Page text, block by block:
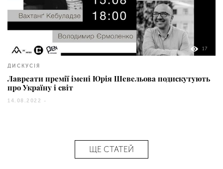
17
ДИСКУСІЯ
Лавреати премії імені Юрія Шевельова подискутують
про Україну і світ
14.08.2022 -
ЩЕ СТАТЕЙ